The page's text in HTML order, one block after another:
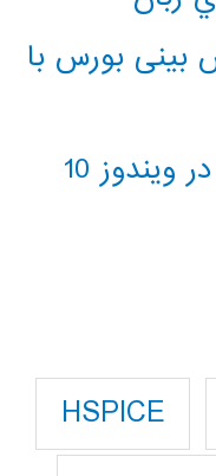
بینی بورس با
HSPICE